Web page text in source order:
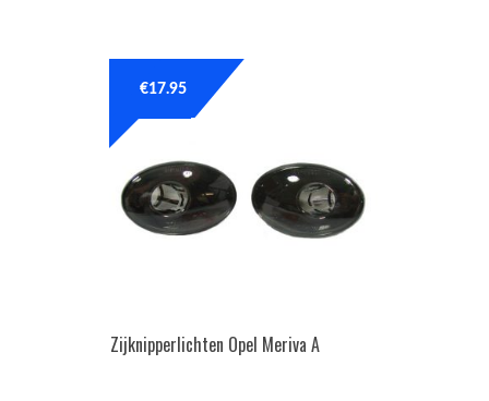
Zijknipperlichten Opel Meriva A
€17.95